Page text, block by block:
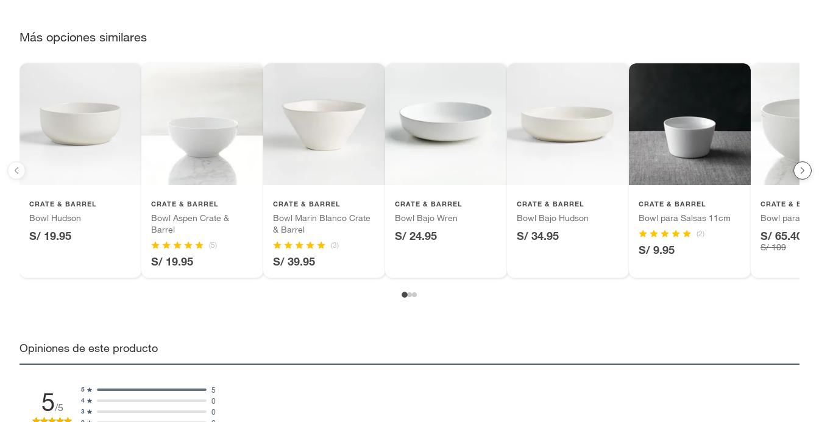
Pinturas de color a pedido.
Motocicletas y bicicletas motorizadas.
Más opciones similares
CRATE & BARREL
Bowl Hudson
S/ 19.95
CRATE & BARREL
Bowl Aspen Crate &
Barrel
(5)
S/ 19.95
CRATE & BARREL
Bowl Marin Blanco Crate
& Barrel
(3)
S/ 39.95
CRATE & BARREL
Bowl Bajo Wren
S/ 24.95
CRATE & BARREL
Bowl Bajo Hudson
S/ 34.95
CRATE & BARREL
Bowl para Salsas 11cm
(2)
S/ 9.95
CRATE &
Bowl para
S/ 65.40
S/ 109
Opiniones de este producto
5/5 3 0
4 0
5 5